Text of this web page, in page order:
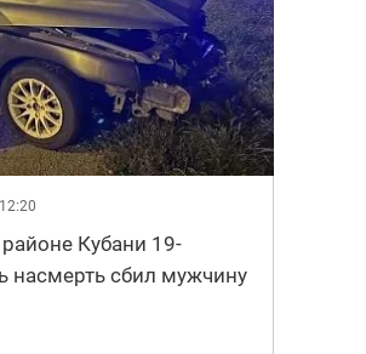
Кубани 19-
насмерть сбил мужчину